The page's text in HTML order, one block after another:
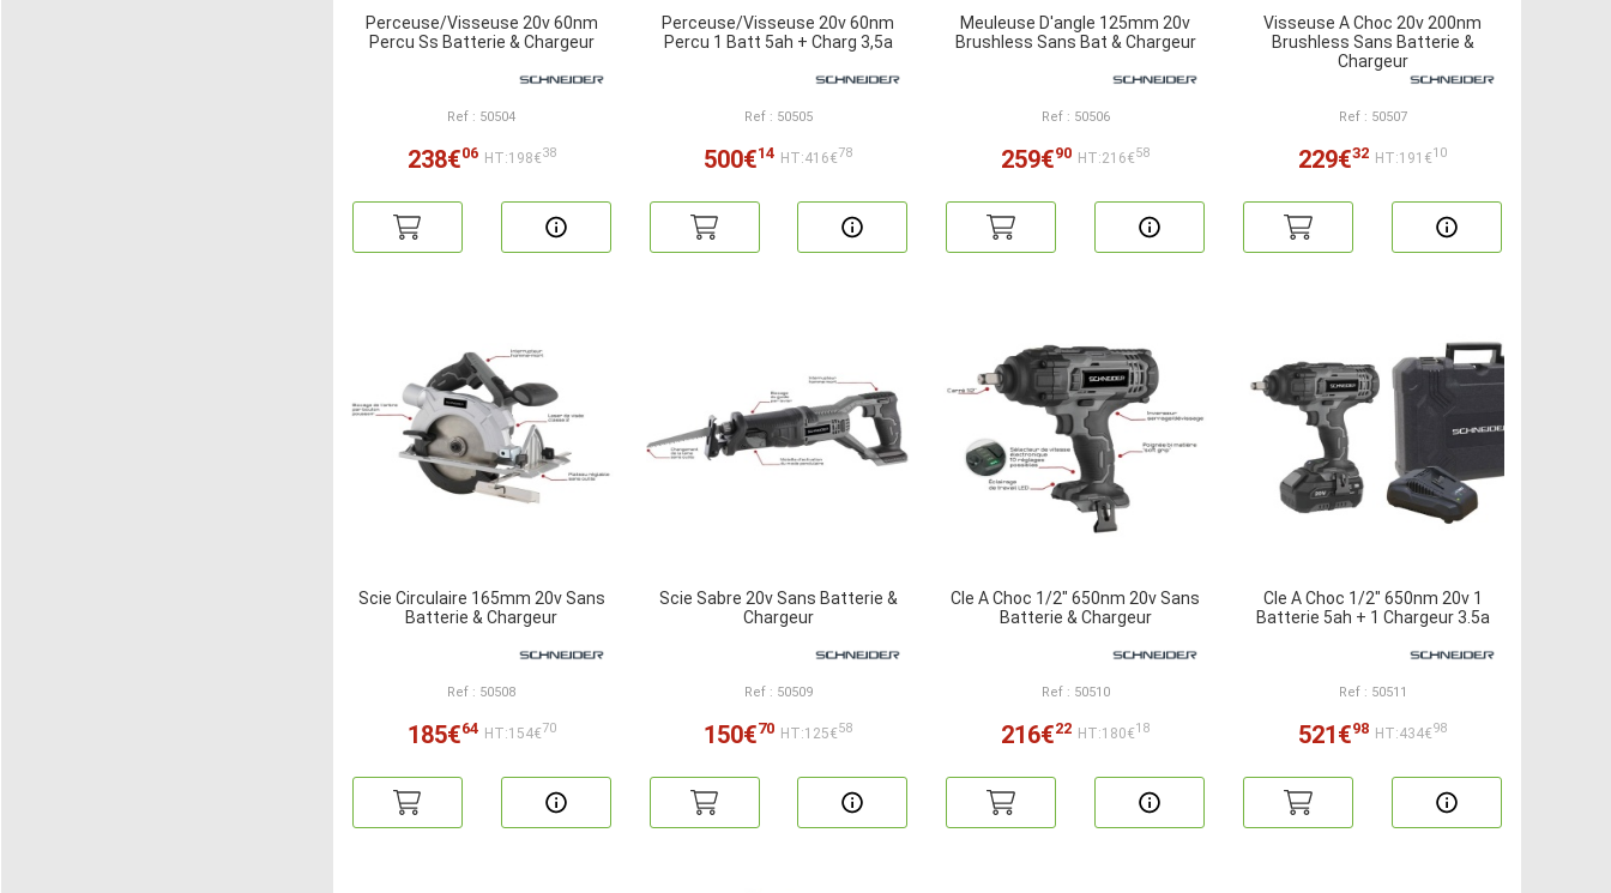
Perceuse/Visseuse 20v 60nm
Percu Ss Batterie & Chargeur
Ref : 50504
238€06 HT:198€38
Perceuse/Visseuse 20v 60nm
Percu 1 Batt 5ah + Charg 3,5a
Ref : 50505
500€14 HT:416€78
Meuleuse D'angle 125mm 20v
Brushless Sans Bat & Chargeur
Ref : 50506
259€90 HT:216€58
Visseuse A Choc 20v 200nm
Brushless Sans Batterie &
Chargeur
Ref : 50507
229€32 HT:191€10
Scie Circulaire 165mm 20v Sans
Batterie & Chargeur
Ref : 50508
185€64 HT:154€70
Scie Sabre 20v Sans Batterie &
Chargeur
Ref : 50509
150€70 HT:125€58
Cle A Choc 1/2" 650nm 20v Sans
Batterie & Chargeur
Ref : 50510
216€22 HT:180€18
Cle A Choc 1/2" 650nm 20v 1
Batterie 5ah + 1 Chargeur 3.5a
Ref : 50511
521€98 HT:434€98